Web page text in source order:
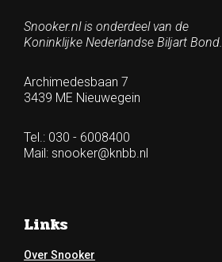
Snooker.nl is onderdeel van de
Koninklijke Nederlandse Biljart Bond.
Archimedesbaan 7
3439 ME Nieuwegein
Tel.: 030 - 6008400
Mail: snooker@knbb.nl
Links
Over Snooker